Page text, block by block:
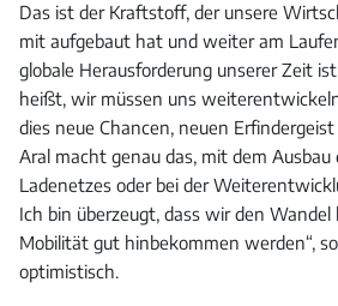
Das ist der Kraftstoff, der unsere
mit aufgebaut hat und weiter am
globale Herausforderung unserer Zeit
heißt, wir müssen uns
dies neue Chancen, neuen
Aral macht genau das, mit dem Ausbau
Ladenetzes oder bei der
Ich bin überzeugt, dass wir den
Mobilität gut hinbekommen werden“,
optimistisch.